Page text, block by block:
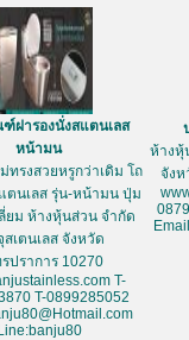
ฝารองนั่งสแตนเลส
หน้ามน
ทรงสวยหรูกว่าเดิม โถ
นเลส รุ่น-หน้ามน ปุ่ม
ยม ห้างหุ้นส่วน จำกัด
สเตนเลส จังหวัด
ปราการ 10270
T-
T-0899285052
Line:banju80
ห้างหุ้
จังห